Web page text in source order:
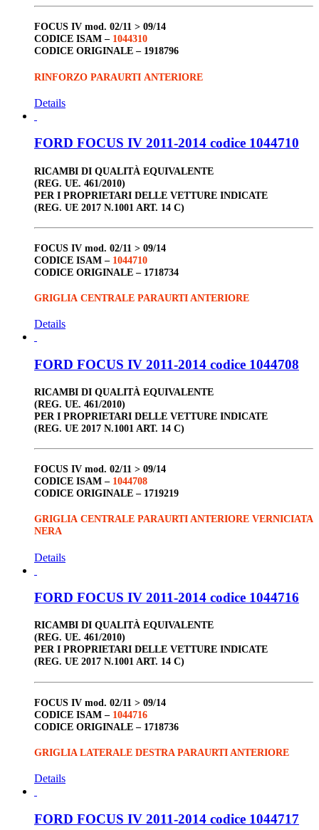
FOCUS IV mod. 02/11 > 09/14
CODICE ISAM – 1044310
CODICE ORIGINALE – 1918796
RINFORZO PARAURTI ANTERIORE
Details
FORD FOCUS IV 2011-2014 codice 1044710
RICAMBI DI QUALITÀ EQUIVALENTE
(REG. UE. 461/2010)
PER I PROPRIETARI DELLE VETTURE INDICATE
(REG. UE 2017 N.1001 ART. 14 C)
FOCUS IV mod. 02/11 > 09/14
CODICE ISAM – 1044710
CODICE ORIGINALE – 1718734
GRIGLIA CENTRALE PARAURTI ANTERIORE
Details
FORD FOCUS IV 2011-2014 codice 1044708
RICAMBI DI QUALITÀ EQUIVALENTE
(REG. UE. 461/2010)
PER I PROPRIETARI DELLE VETTURE INDICATE
(REG. UE 2017 N.1001 ART. 14 C)
FOCUS IV mod. 02/11 > 09/14
CODICE ISAM – 1044708
CODICE ORIGINALE – 1719219
GRIGLIA CENTRALE PARAURTI ANTERIORE VERNICIATA
NERA
Details
FORD FOCUS IV 2011-2014 codice 1044716
RICAMBI DI QUALITÀ EQUIVALENTE
(REG. UE. 461/2010)
PER I PROPRIETARI DELLE VETTURE INDICATE
(REG. UE 2017 N.1001 ART. 14 C)
FOCUS IV mod. 02/11 > 09/14
CODICE ISAM – 1044716
CODICE ORIGINALE – 1718736
GRIGLIA LATERALE DESTRA PARAURTI ANTERIORE
Details
FORD FOCUS IV 2011-2014 codice 1044717